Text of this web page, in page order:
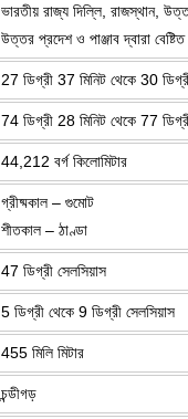
ভারতীয় রাজ্য দিল্লি, রাজস্থান,
উত্তর প্রদেশ ও পাঞ্জাব দ্বারা
27 ডিগ্রী 37 মিনিট থেকে 30
74 ডিগ্রী 28 মিনিট থেকে 77
44,212 বর্গ কিলোমিটার
গ্রীষ্মকাল – গুমোট
শীতকাল – ঠাণ্ডা
47 ডিগ্রী সেলসিয়াস
5 ডিগ্রী থেকে 9 ডিগ্রী সেলসিয়াস
455 মিলি মিটার
চন্ডীগড়